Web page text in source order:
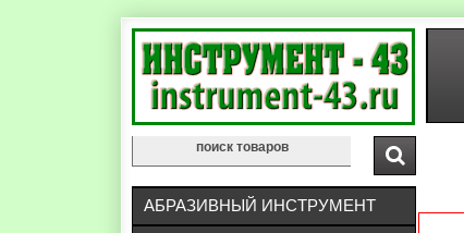
АБРАЗИВНЫЙ ИНСТРУМЕНТ